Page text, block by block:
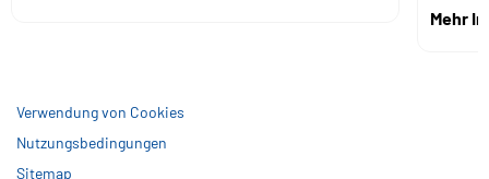
Mehr
Verwendung von Cookies
Nutzungsbedingungen
Sitemap